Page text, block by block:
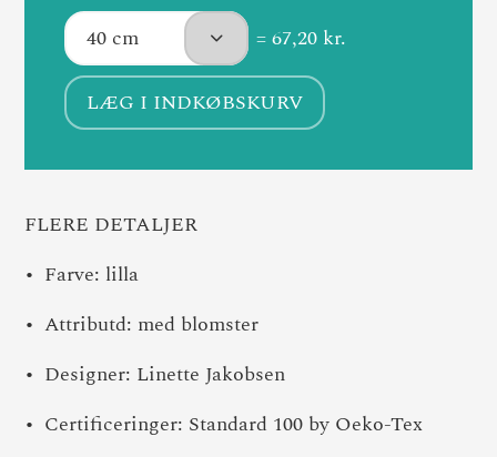
= 67,20 kr.
LÆG I INDKØBSKURV
FLERE DETALJER
Farve: lilla
Attributd: med blomster
Designer: Linette Jakobsen
Certificeringer: Standard 100 by Oeko-Tex